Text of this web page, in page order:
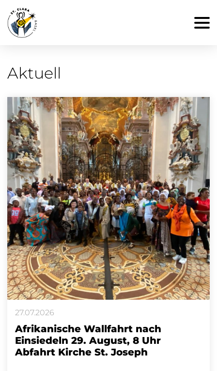
Aktuell
27.07.2026
Afrikanische Wallfahrt nach
Einsiedeln 29. August, 8 Uhr
Abfahrt Kirche St. Joseph